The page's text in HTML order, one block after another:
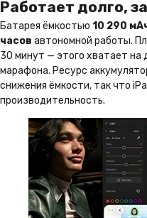
Работает долго,
Батарея ёмкостью 10 290
часов автономной работы.
30 минут — этого хватает на
марафона. Ресурс
снижения ёмкости, так что
производительность.